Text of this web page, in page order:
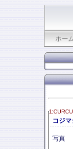
ホー
コジ
写真